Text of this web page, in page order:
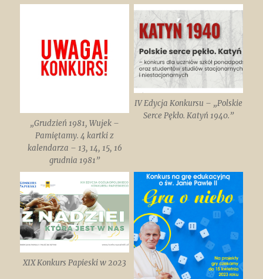
„Grudzień 1981, Wujek –
Pamiętamy. 4 kartki z
kalendarza – 13, 14, 15, 16
grudnia 1981”
IV Edycja Konkursu – „Polskie
Serce Pękło. Katyń 1940.”
XIX Konkurs Papieski w 2023